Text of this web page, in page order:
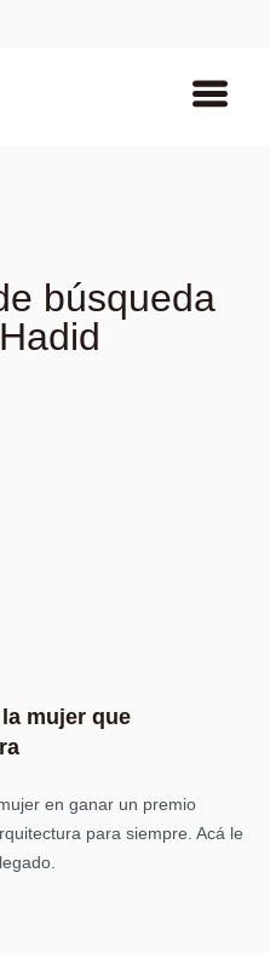
búsqueda
mujer que
en ganar un premio
para siempre. Acá le